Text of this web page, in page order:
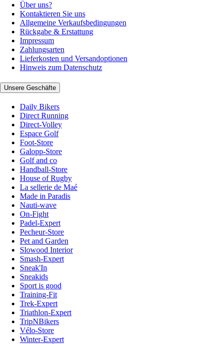
Über uns?
Kontaktieren Sie uns
Allgemeine Verkaufsbedingungen
Rückgabe & Erstattung
Impressum
Zahlungsarten
Lieferkosten und Versandoptionen
Hinweis zum Datenschutz
Unsere Geschäfte
Daily Bikers
Direct Running
Direct-Volley
Espace Golf
Foot-Store
Galopp-Store
Golf and co
Handball-Store
House of Rugby
La sellerie de Maé
Made in Paradis
Nauti-wave
On-Fight
Padel-Expert
Pecheur-Store
Pet and Garden
Slowood Interior
Smash-Expert
Sneak'In
Sneakids
Sport is good
Training-Fit
Trek-Expert
Triathlon-Expert
TripNBikers
Vélo-Store
Winter-Expert